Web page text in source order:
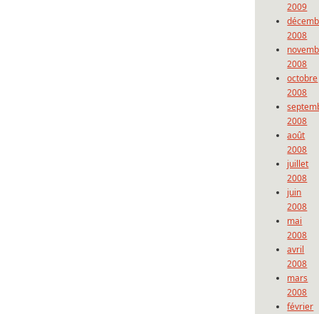
2009
2008
2008
octobre
2008
2008
août
2008
juillet
2008
juin
2008
mai
2008
avril
2008
mars
2008
février